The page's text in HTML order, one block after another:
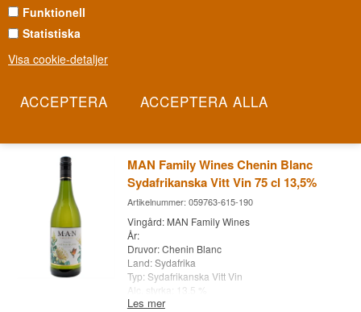
Funktionell
Statistiska
Visa cookie-detaljer
Ett sydafrikanskt vinhus vars namn hyllar tre av landets
vinregioner. MAN Family Wines är bildat av initialerna i Maggie,
yngre generation sydafrikanska producenter som insisterar på
vardagsvin som inte skäms för sin egen ambition.
MAN Family Wines Chenin Blanc
Sydafrikanska Vitt Vin 75 cl 13,5%
Artikelnummer: 059763-615-190
Vingård: MAN Family Wines
År:
Druvor: Chenin Blanc
Land: Sydafrika
Typ: Sydafrikanska Vitt Vin
Alc. styrka: 13,5 %
75 cl.
Les mer